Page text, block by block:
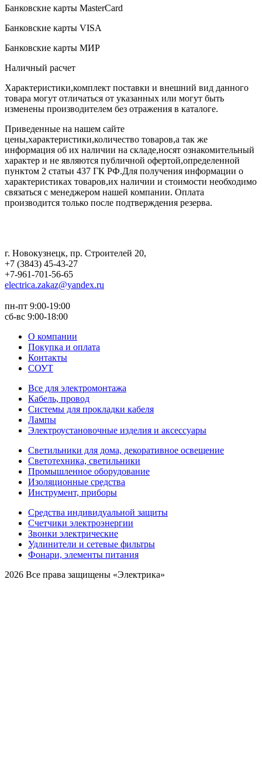
Банковские карты MasterCard
Банковские карты VISA
Банковские карты МИР
Наличный расчет
Характеристики,комплект поставки и внешний вид данного
товара могут отличаться от указанных или могут быть
изменены производителем без отражения в каталоге.
Приведенные на нашем сайте
цены,характеристики,количество товаров,а так же
информация об их наличии на складе,носят ознакомительный
характер и не являются публичной офертой,определенной
пунктом 2 статьи 437 ГК РФ.Для получения информации о
характеристиках товаров,их наличии и стоимости необходимо
связаться с менеджером нашей компании. Оплата
производится только после подтверждения резерва.
г. Новокузнецк, пр. Строителей 20,
+7 (3843) 45-43-27
+7-961-701-56-65
electrica.zakaz@yandex.ru
пн-пт 9:00-19:00
сб-вс 9:00-18:00
О компании
Покупка и оплата
Контакты
СОУТ
Все для электромонтажа
Кабель, провод
Системы для прокладки кабеля
Лампы
Электроустановочные изделия и аксессуары
Светильники для дома, декоративное освещение
Светотехника, светильники
Промышленное оборудование
Изоляционные средства
Инструмент, приборы
Средства индивидуальной защиты
Счетчики электроэнергии
Звонки электрические
Удлинители и сетевые фильтры
Фонари, элементы питания
2026 Все права защищены «Электрика»